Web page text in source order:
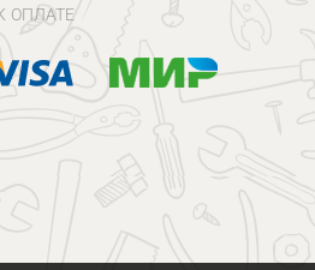
ОПЛАТЕ